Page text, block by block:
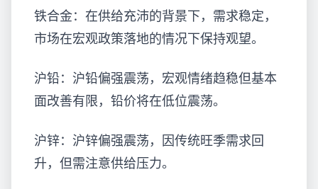
铁合金：在供给充沛的背景下，需求稳定，
市场在宏观政策落地的情况下保持观望。
沪铅：沪铅偏强震荡，宏观情绪趋稳但基本
面改善有限，铅价将在低位震荡。
沪锌：沪锌偏强震荡，因传统旺季需求回
升，但需注意供给压力。